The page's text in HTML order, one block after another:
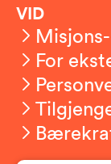
VID
For